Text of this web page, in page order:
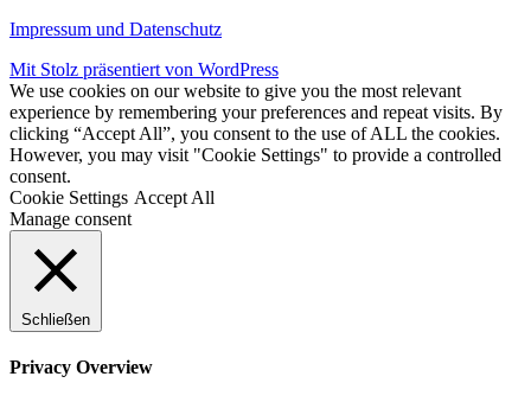
Impressum und Datenschutz
Mit Stolz präsentiert von WordPress
We use cookies on our website to give you the most relevant
experience by remembering your preferences and repeat visits. By
clicking “Accept All”, you consent to the use of ALL the cookies.
However, you may visit "Cookie Settings" to provide a controlled
consent.
Cookie Settings Accept All
Manage consent
Schließen
Privacy Overview